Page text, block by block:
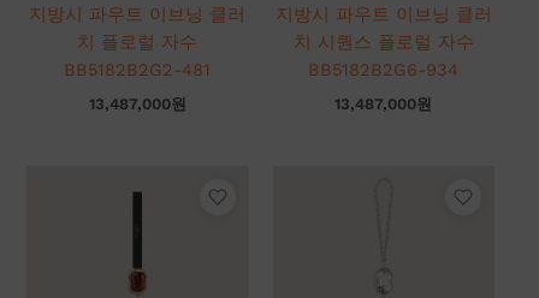
지방시 파우트 이브닝 클러
치 플로럴 자수
BB5182B2G2-481
13,487,000원
지방시 파우트 이브닝 클러
치 시퀀스 플로럴 자수
BB5182B2G6-934
13,487,000원